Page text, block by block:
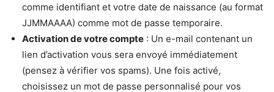
comme identifiant et votre date de naissance (au format
JJMMAAAA) comme mot de passe temporaire.
Activation de votre compte : Un e-mail contenant un
lien d’activation vous sera envoyé immédiatement
(pensez à vérifier vos spams). Une fois activé,
choisissez un mot de passe personnalisé pour vos